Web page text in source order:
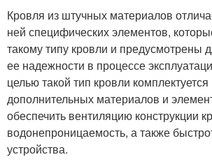
Кровля из штучных материалов
ней специфических элементов,
такому типу кровли и предусмотрены
ее надежности в процессе
целью такой тип кровли
дополнительных материалов и
обеспечить вентиляцию конструкции
водонепроницаемость, а также
устройства.